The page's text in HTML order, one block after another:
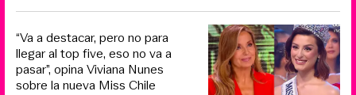
“Va a destacar, pero no para
llegar al top five, eso no va a
pasar”, opina Viviana Nunes
sobre la nueva Miss Chile